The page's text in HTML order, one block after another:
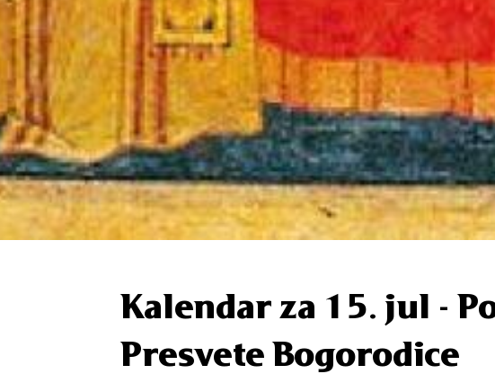
Kalendar za 15. jul -
Presvete Bogorodice